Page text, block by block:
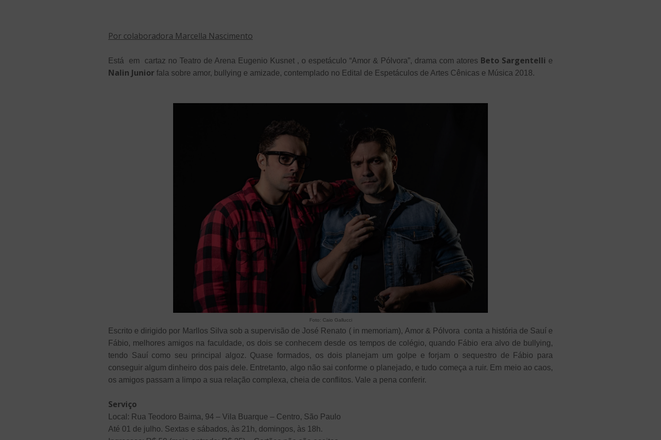
Por colaboradora Marcella Nascimento
Está em cartaz no Teatro de Arena Eugenio Kusnet , o espetáculo “Amor & Pólvora”, drama com atores Beto Sargentelli e
Nalin Junior fala sobre amor, bullying e amizade, contemplado no Edital de Espetáculos de Artes Cênicas e Música 2018.
Foto: Caio Gallucci
Escrito e dirigido por Marllos Silva sob a supervisão de José Renato ( in memoriam), Amor & Pólvora conta a história de Sauí e
Fábio, melhores amigos na faculdade, os dois se conhecem desde os tempos de colégio, quando Fábio era alvo de bullying,
tendo Sauí como seu principal algoz. Quase formados, os dois planejam um golpe e forjam o sequestro de Fábio para
conseguir algum dinheiro dos pais dele. Entretanto, algo não sai conforme o planejado, e tudo começa a ruir. Em meio ao caos,
os amigos passam a limpo a sua relação complexa, cheia de conflitos. Vale a pena conferir.
Serviço
Local: Rua Teodoro Baima, 94 – Vila Buarque – Centro, São Paulo
Até 01 de julho. Sextas e sábados, às 21h, domingos, às 18h.